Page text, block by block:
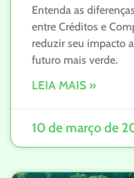
Entenda as
entre Créditos e
reduzir seu impacto
futuro mais verde.
LEIA MAIS »
10 de março de